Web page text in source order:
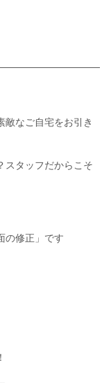
敵なご自宅をお引き
スタッフだからこそ
の修正」です